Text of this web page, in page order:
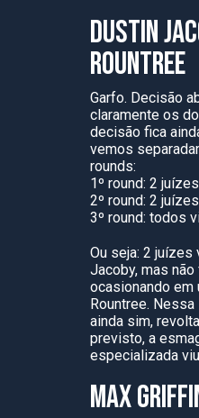
DUSTIN
ROUNTREE
Garfo. Decisão
claramente os
decisão fica
vemos
rounds:
1º round: 2
2º round: 2
3º round: todos
Ou seja: 2 juízes
Jacoby, mas
ocasionando em
Rountree.
ainda sim,
previsto, a
especializada
MAX